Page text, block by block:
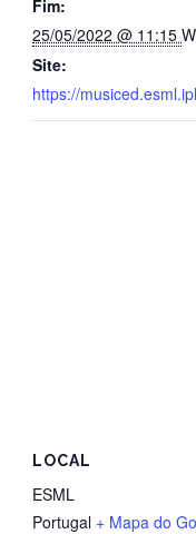
Fim:
25/05/2022 @ 11:15
Site:
https://
LOCAL
ESML
Portugal + Mapa do